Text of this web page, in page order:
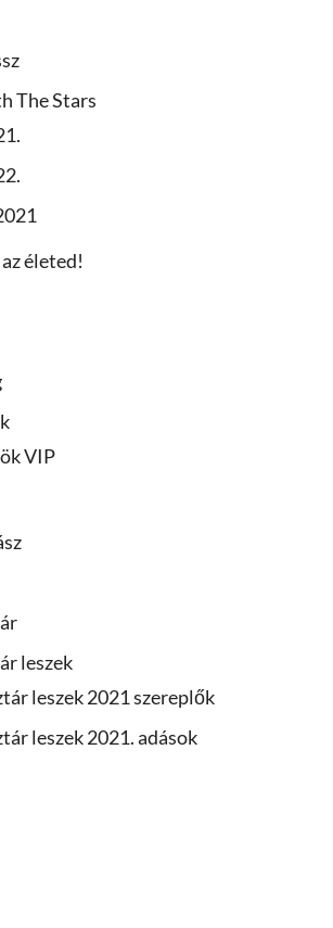
The Stars
életed!
VIP
leszek
leszek 2021 szereplők
leszek 2021. adások